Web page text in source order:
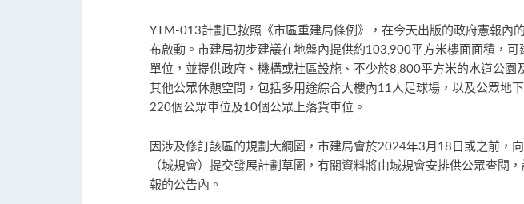
YTM-013計劃已按照《市區重建局條例》，在今天出版的政府憲報內
布啟動。市建局初步建議在地盤內提供約103,900平方米樓面面積，可
單位，並提供政府、機構或社區設施、不少於8,800平方米的水道公園
其他公眾休憩空間，包括多用途綜合大樓內11人足球場，以及公眾地
220個公眾車位及10個公眾上落貨車位。
因涉及修訂該區的規劃大綱圖，市建局會於2024年3月18日或之前，
（城規會）提交發展計劃草圖，有關資料將由城規會安排供公眾查閱
報的公告內。